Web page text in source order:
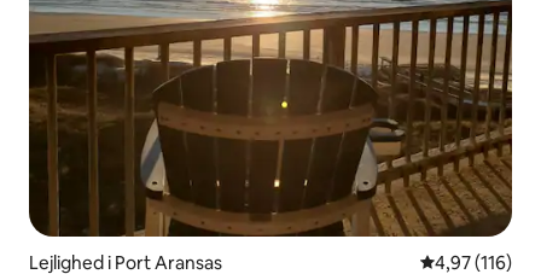
Lejlighed i Port Aransas 4,97 ud af 5 i
4,97 (116)